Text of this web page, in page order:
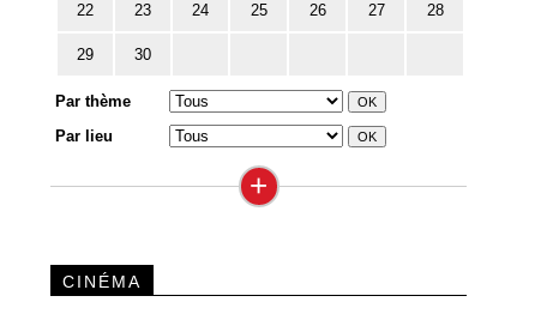
22 23 24 25 26 27 28
29 30
Par thème
Par lieu
+
CINÉMA